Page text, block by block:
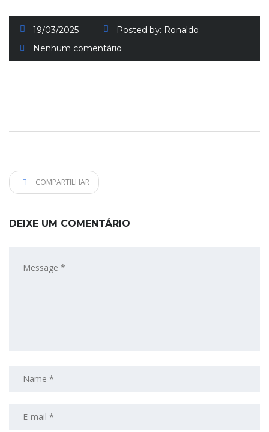
19/03/2025 Posted by: Ronaldo
Nenhum comentário
COMPARTILHAR
DEIXE UM COMENTÁRIO